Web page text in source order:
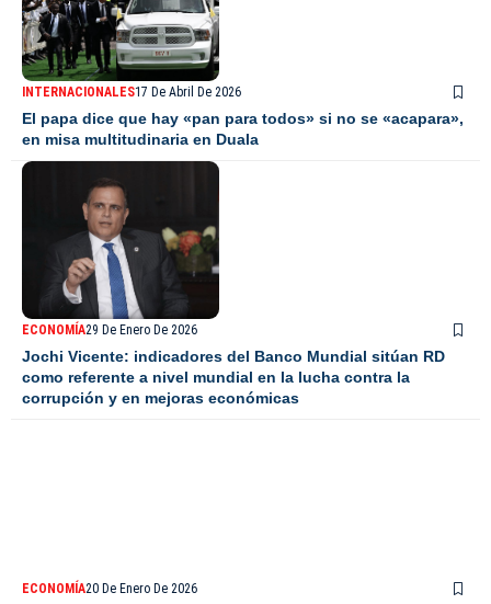
INTERNACIONALES17 De Abril De 2026
El papa dice que hay «pan para todos» si no se «acapara»,
en misa multitudinaria en Duala
ECONOMÍA29 De Enero De 2026
Jochi Vicente: indicadores del Banco Mundial sitúan RD
como referente a nivel mundial en la lucha contra la
corrupción y en mejoras económicas
ECONOMÍA20 De Enero De 2026